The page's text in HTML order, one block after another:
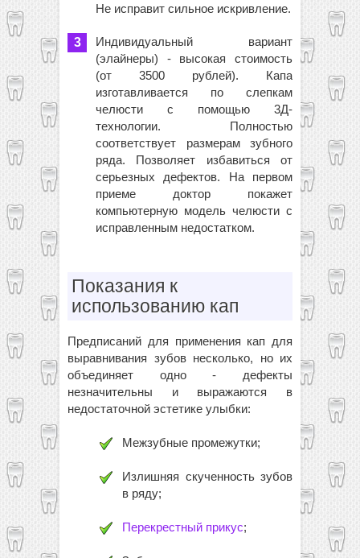
Не исправит сильное искривление.
Индивидуальный вариант
(элайнеры) - высокая стоимость
(от 3500 рублей). Капа
изготавливается по слепкам
челюсти с помощью 3Д-
технологии. Полностью
соответствует размерам зубного
ряда. Позволяет избавиться от
серьезных дефектов. На первом
приеме доктор покажет
компьютерную модель челюсти с
исправленным недостатком.
Показания к
использованию кап
Предписаний для применения кап для
выравнивания зубов несколько, но их
объединяет одно - дефекты
незначительны и выражаются в
недостаточной эстетике улыбки:
Межзубные промежутки;
Излишняя скученность зубов
в ряду;
Перекрестный прикус;